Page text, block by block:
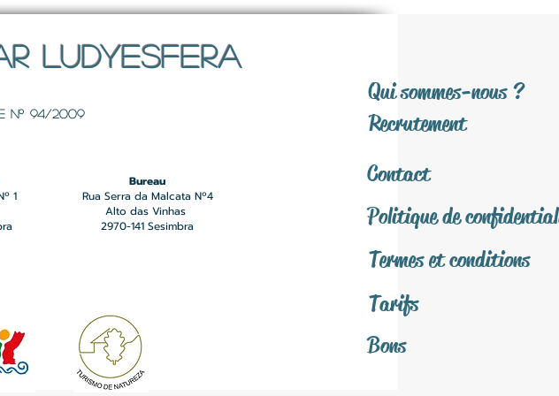
LUDYESFERA
94/2009
Qui sommes-nous ?
Recrutement
Contact
1
Bureau
Rua Serra da Malcata Nº4
Alto das Vinhas
2970-141 Sesimbra
Politique de
Termes et conditions
Tarifs
Bons